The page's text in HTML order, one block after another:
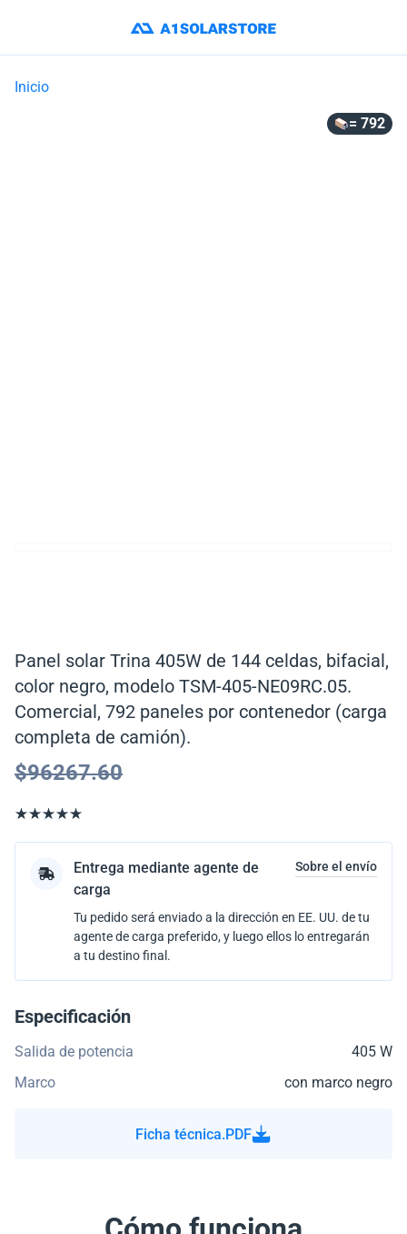
Inicio
= 792
Panel solar Trina 405W de 144 celdas, bifacial,
color negro, modelo TSM-405-NE09RC.05.
Comercial, 792 paneles por contenedor (carga
completa de camión).
$96267.60
Entrega mediante agente de
carga
Sobre el envío
Tu pedido será enviado a la dirección en EE. UU. de tu
agente de carga preferido, y luego ellos lo entregarán
a tu destino final.
Especificación
Salida de potencia
405 W
Marco
con marco negro
Ficha técnica.PDF